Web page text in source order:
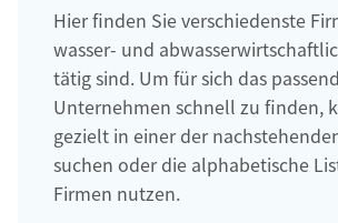
Hier finden Sie verschiedenste
wasser- und
tätig sind. Um für sich das
Unternehmen schnell zu finden,
gezielt in einer der
suchen oder die alphabetische
Firmen nutzen.